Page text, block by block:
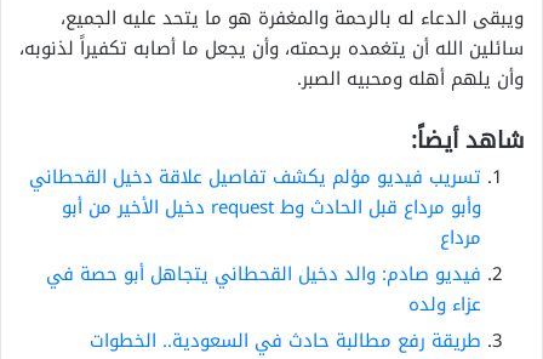
ويبقى الدعاء له بالرحمة والمغفرة هو ما يتحد عليه الجميع،
سائلين الله أن يتغمده برحمته، وأن يجعل ما أصابه تكفيراً لذنوبه،
وأن يلهم أهله ومحبيه الصبر.
شاهد أيضاً:
تسريب فيديو مؤلم يكشف تفاصيل علاقة دخيل القحطاني
وأبو مرداع قبل الحادث وط request دخيل الأخير من أبو
مرداع
فيديو صادم: والد دخيل القحطاني يتجاهل أبو حصة في
عزاء ولده
طريقة رفع مطالبة حادث في السعودية.. الخطوات